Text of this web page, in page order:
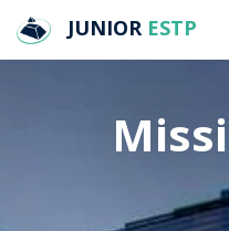
JUNIOR ESTP